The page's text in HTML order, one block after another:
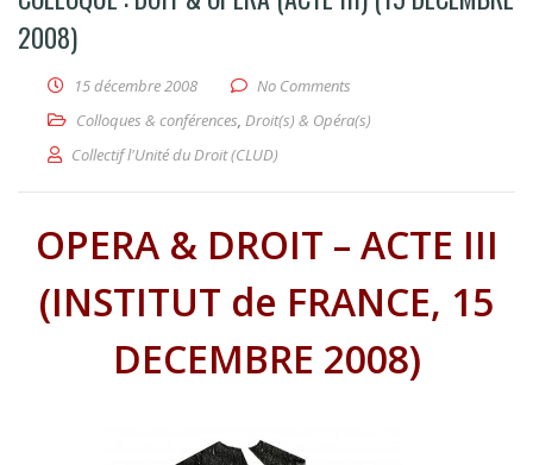
2008)
15 décembre 2008
No Comments
Colloques & conférences, Droit(s) & Opéra(s)
Collectif l'Unité du Droit (CLUD)
OPERA & DROIT – ACTE III
(INSTITUT de FRANCE, 15
DECEMBRE 2008)